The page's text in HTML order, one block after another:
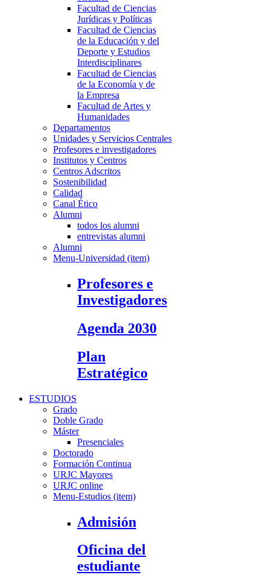
Facultad de Ciencias
Jurídicas y Políticas
Facultad de Ciencias
de la Educación y del
Deporte y Estudios
Interdisciplinares
Facultad de Ciencias
de la Economía y de
la Empresa
Facultad de Artes y
Humanidades
Departamentos
Unidades y Servicios Centrales
Profesores e investigadores
Institutos y Centros
Centros Adscritos
Sostenibilidad
Calidad
Canal Ético
Alumni
todos los alumni
entrevistas alumni
Alumni
Menu-Universidad (item)
Profesores e
Investigadores
Agenda 2030
Plan
Estratégico
ESTUDIOS
Grado
Doble Grado
Máster
Presenciales
Doctorado
Formación Continua
URJC Mayores
URJC online
Menu-Estudios (item)
Admisión
Oficina del
estudiante